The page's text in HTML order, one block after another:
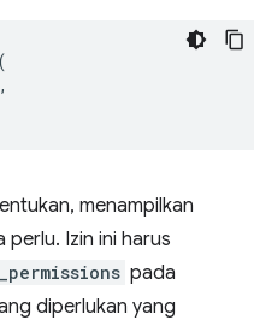
(
,
menampilkan
Izin ini harus
pada
diperlukan yang